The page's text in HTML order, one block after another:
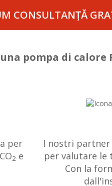
CONSULTANȚĂ
pompa di calore
per
2 e
I nostri
per valutare le
Con la